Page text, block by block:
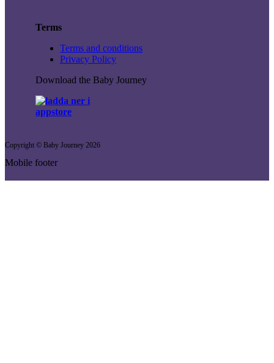
Terms
Terms and conditions
Privacy Policy
Download the Baby Journey
Copyright © Baby Journey 2026
Mobile footer